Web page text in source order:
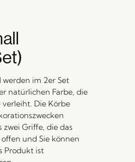
werden im 2er Set
natürlichen Farbe, die
Die Körbe
Griffe, die das
und Sie können
Produkt ist